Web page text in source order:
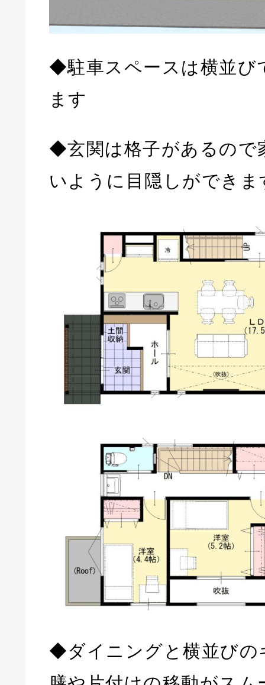
◆駐車スペースは横並び
ます
◆玄関は格子があるので
いように目隠しができま
◆ダイニングと横並びの